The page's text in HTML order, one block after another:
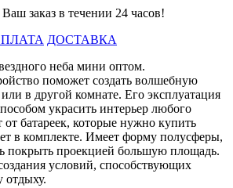
заказ в течении 24 часов!
ДОСТАВКА
неба мини оптом.
поможет создать волшебную
в другой комнате. Его эксплуатация
украсить интерьер любого
батареек, которые нужно купить
в комплекте. Имеет форму полусферы,
покрыть проекцией большую площадь.
условий, способствующих
отдыху.